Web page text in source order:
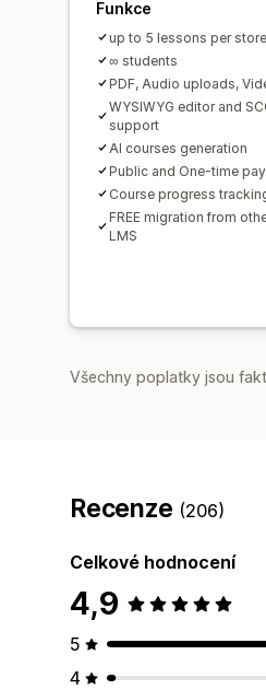
Funkce
up to 5 lessons per store
∞ students
PDF, Audio uploads,
WYSIWYG editor and
support
AI courses generation
Public and One-time
Course progress
FREE migration from
LMS
Všechny poplatky jsou
Recenze (206)
Celkové hodnocení
4,9
5
4